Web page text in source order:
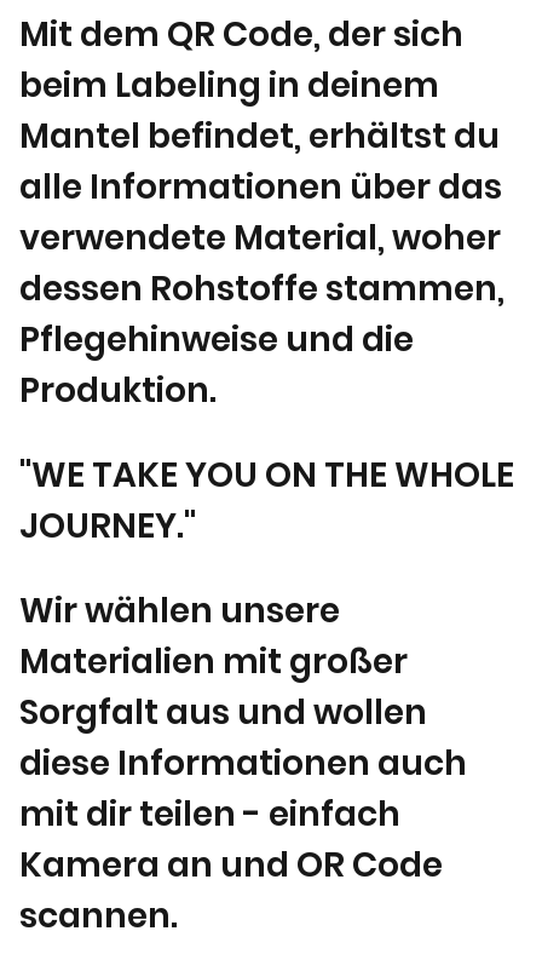
"WE TAKE YOU ON THE WHOLE
JOURNEY."
Mit dem QR Code, der sich
beim Labeling in deinem
Mantel befindet, erhältst du
alle Informationen über das
verwendete Material, woher
dessen Rohstoffe stammen,
Pflegehinweise und die
Produktion.
Wir wählen unsere
Materialien mit großer
Sorgfalt aus und wollen
diese Informationen auch
mit dir teilen - einfach
Kamera an und OR Code
scannen.